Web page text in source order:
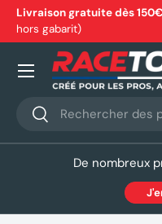
Aller au contenu
Livraison gratuite dès
hors gabarit)
Recherche
Rechercher
Nos produits
De nombreux